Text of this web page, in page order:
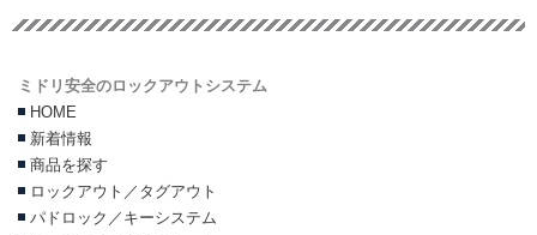
ミドリ安全のロックアウトシステム
HOME
新着情報
商品を探す
ロックアウト／タグアウト
パドロック／キーシステム